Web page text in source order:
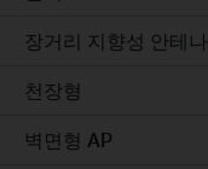
장거리 지향성 안테나
천장형
벽면형 AP